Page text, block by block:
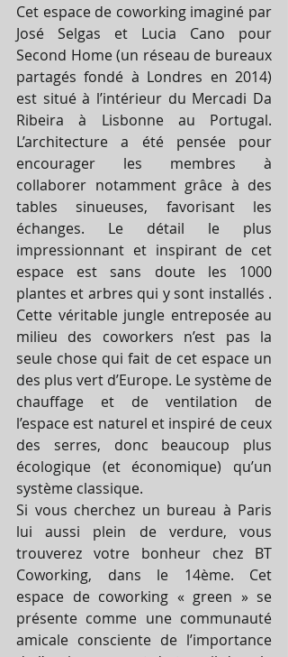
Cet espace de coworking imaginé par
José Selgas et Lucia Cano pour
Second Home (un réseau de bureaux
partagés fondé à Londres en 2014)
est situé à l’intérieur du Mercadi Da
Ribeira à Lisbonne au Portugal.
L’architecture a été pensée pour
encourager les membres à
collaborer notamment grâce à des
tables sinueuses, favorisant les
échanges. Le détail le plus
impressionnant et inspirant de cet
espace est sans doute les 1000
plantes et arbres qui y sont installés .
Cette véritable jungle entreposée au
milieu des coworkers n’est pas la
seule chose qui fait de cet espace un
des plus vert d’Europe. Le système de
chauffage et de ventilation de
l’espace est naturel et inspiré de ceux
des serres, donc beaucoup plus
écologique (et économique) qu’un
système classique.
Si vous cherchez un bureau à Paris
lui aussi plein de verdure, vous
trouverez votre bonheur chez BT
Coworking, dans le 14ème. Cet
espace de coworking « green » se
présente comme une communauté
amicale consciente de l’importance